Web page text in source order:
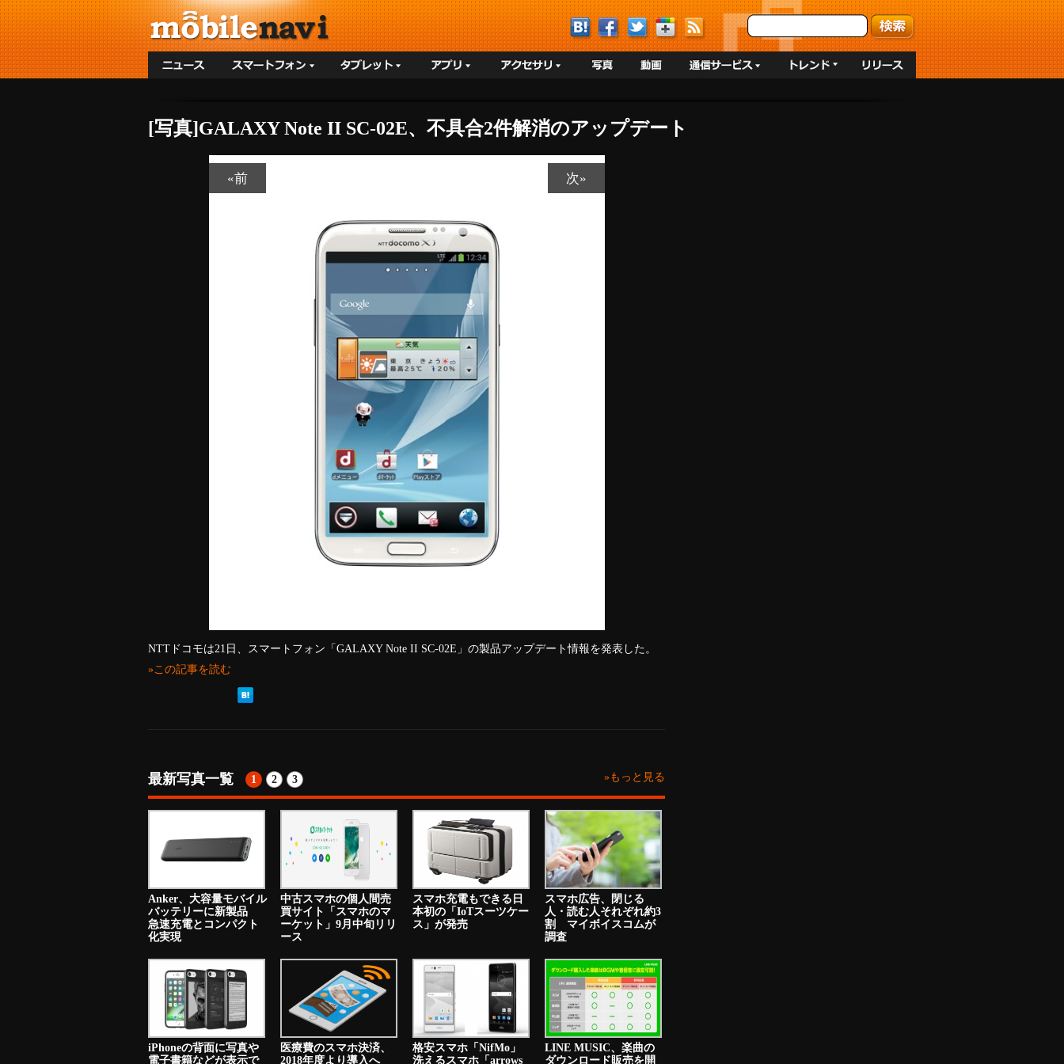
[写真]GALAXY Note II SC-02E、不具合2件解消のアップデート
«前 次»
NTTドコモは21日、スマートフォン「GALAXY Note II SC-02E」の製品アップデート情報を発表した。
»この記事を読む
最新写真一覧 »もっと見る
1 2 3
Anker、大容量モバイル
バッテリーに新製品
急速充電とコンパクト
化実現
中古スマホの個人間売
買サイト「スマホのマ
ーケット」9月中旬リリ
ース
スマホ充電もできる日
本初の「IoTスーツケー
ス」が発売
スマホ広告、閉じる
人・読む人それぞれ約3
割 マイボイスコムが
調査
iPhoneの背面に写真や
電子書籍などが表示で
医療費のスマホ決済、
2018年度より導入へ
格安スマホ「NifMo」
洗えるスマホ「arrows
LINE MUSIC、楽曲の
ダウンロード販売を開